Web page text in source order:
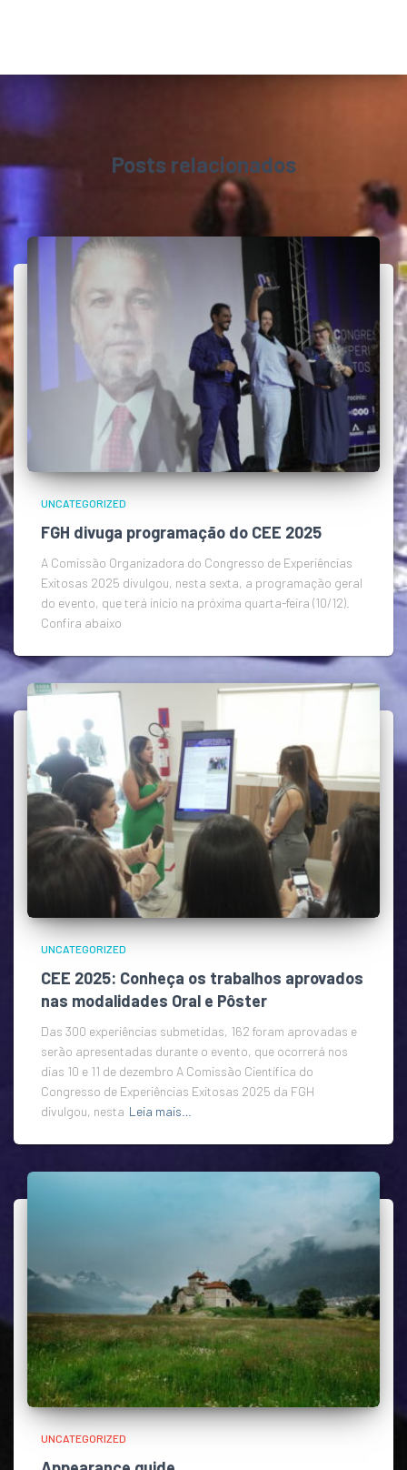
Posts relacionados
UNCATEGORIZED
FGH divuga programação do CEE 2025
A Comissão Organizadora do Congresso de Experiências
Exitosas 2025 divulgou, nesta sexta, a programação geral
do evento, que terá início na próxima quarta-feira (10/12).
Confira abaixo
UNCATEGORIZED
CEE 2025: Conheça os trabalhos aprovados
nas modalidades Oral e Pôster
Das 300 experiências submetidas, 162 foram aprovadas e
serão apresentadas durante o evento, que ocorrerá nos
dias 10 e 11 de dezembro A Comissão Científica do
Congresso de Experiências Exitosas 2025 da FGH
divulgou, nesta Leia mais…
UNCATEGORIZED